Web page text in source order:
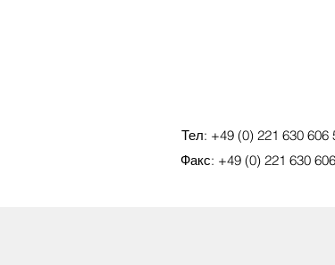
Тел: +49 (0) 221 630 606
Факс: +49 (0) 221 630